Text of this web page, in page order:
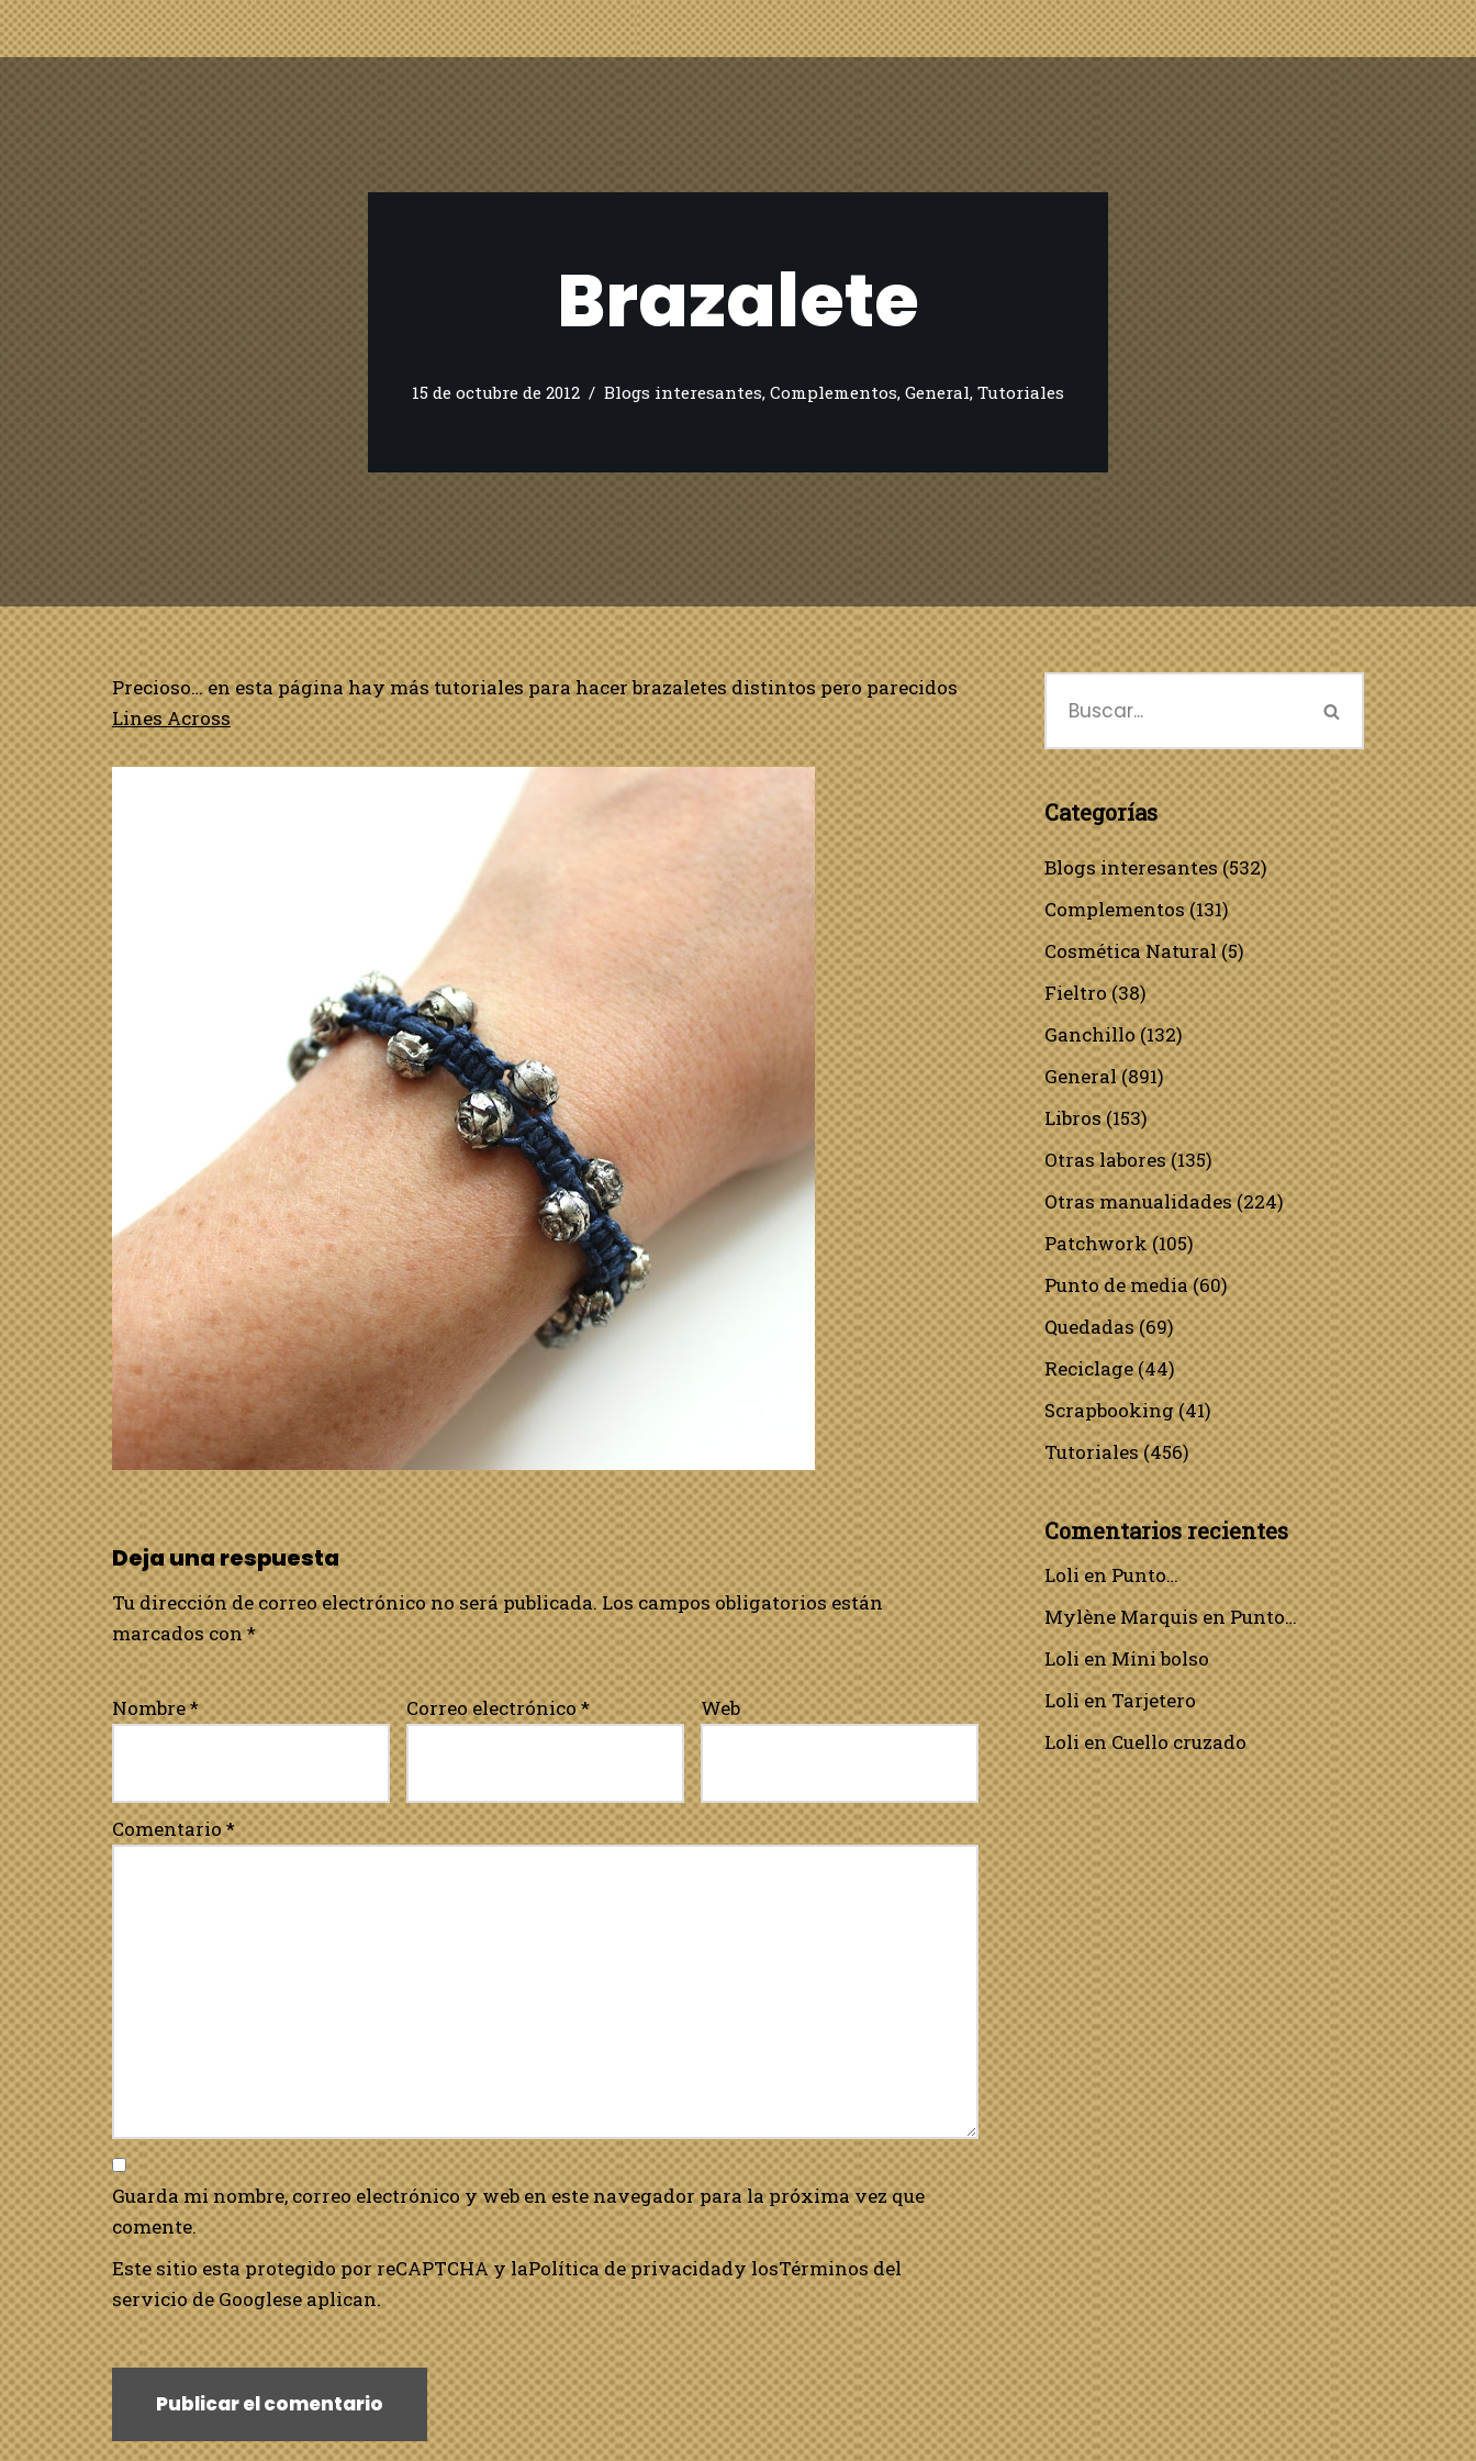
Brazalete
15 de octubre de 2012 Blogs interesantes, Complementos, General, Tutoriales
Precioso… en esta página hay más tutoriales para hacer brazaletes distintos pero parecidos
Lines Across
Deja una respuesta
Tu dirección de correo electrónico no será publicada. Los campos obligatorios están
marcados con*
Nombre* Correo electrónico* Web
Comentario*
Guarda mi nombre, correo electrónico y web en este navegador para la próxima vez que
comente.
Este sitio esta protegido por reCAPTCHA y laPolítica de privacidady losTérminos del
servicio de Googlese aplican.
Categorías
Blogs interesantes(532)
Complementos(131)
Cosmética Natural(5)
Fieltro(38)
Ganchillo(132)
General(891)
Libros(153)
Otras labores(135)
Otras manualidades(224)
Patchwork(105)
Punto de media(60)
Quedadas(69)
Reciclage(44)
Scrapbooking(41)
Tutoriales(456)
Comentarios recientes
LolienPunto…
Mylène MarquisenPunto…
LolienMini bolso
LolienTarjetero
LolienCuello cruzado